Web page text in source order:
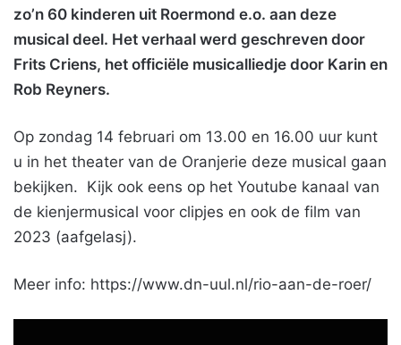
zo’n 60 kinderen uit Roermond e.o. aan deze
musical deel. Het verhaal werd geschreven door
Frits Criens, het officiële musicalliedje door Karin en
Rob Reyners.
Op zondag 14 februari om 13.00 en 16.00 uur kunt
u in het theater van de Oranjerie deze musical gaan
bekijken. Kijk ook eens op het Youtube kanaal van
de kienjermusical voor clipjes en ook de film van
2023 (aafgelasj).
Meer info: https://www.dn-uul.nl/rio-aan-de-roer/